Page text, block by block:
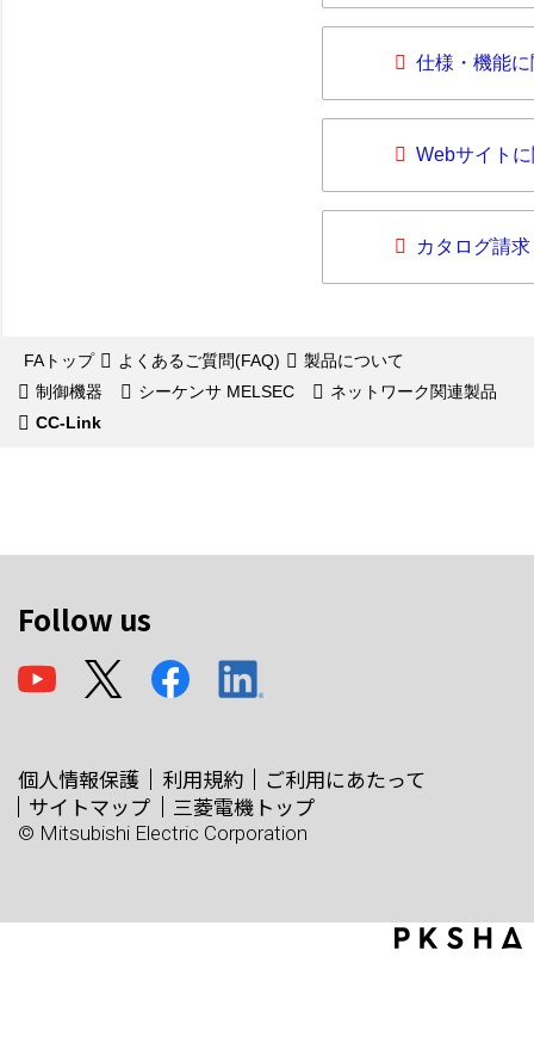
仕様・機能
Webサイト
カタログ請求
FAトップ よくあるご質問(FAQ)
製品について
制御機器
シーケンサ MELSEC
ネットワーク関連製品
CC-Link
Follow us
個人情報保護 利用規約
ご利用にあたって
サイトマップ
三菱電機トップ
© Mitsubishi Electric Corporation